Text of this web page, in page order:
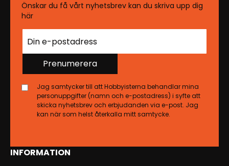
INFORMATION
Önskar du få vårt nyhetsbrev kan du skriva upp dig
här
Prenumerera
Jag samtycker till att Hobbyisterna behandlar mina
personuppgifter (namn och e-postadress) i syfte att
skicka nyhetsbrev och erbjudanden via e-post. Jag
kan när som helst återkalla mitt samtycke.